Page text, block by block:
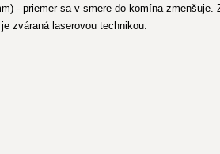
- priemer sa v smere do komína
zváraná laserovou technikou.